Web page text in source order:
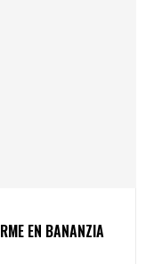
EN BANANZIA